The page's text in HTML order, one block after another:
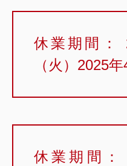
休業期間：
（火）2025
休業期間：